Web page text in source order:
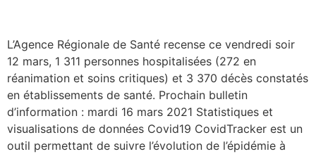
L’Agence Régionale de Santé recense ce vendredi soir
12 mars, 1 311 personnes hospitalisées (272 en
réanimation et soins critiques) et 3 370 décès constatés
en établissements de santé. Prochain bulletin
d’information : mardi 16 mars 2021 Statistiques et
visualisations de données Covid19 CovidTracker est un
outil permettant de suivre l’évolution de l’épidémie à